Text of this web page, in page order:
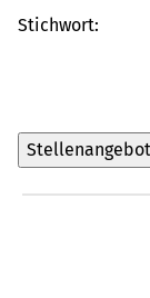
Stichwort: